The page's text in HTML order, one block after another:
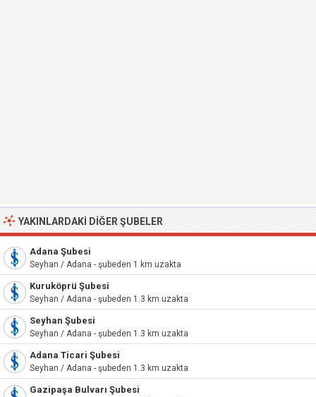
YAKINLARDAKI DIĞER ŞUBELER
Adana Şubesi
Seyhan / Adana - şubeden 1 km uzakta
Kuruköprü Şubesi
Seyhan / Adana - şubeden 1.3 km uzakta
Seyhan Şubesi
Seyhan / Adana - şubeden 1.3 km uzakta
Adana Ticari Şubesi
Seyhan / Adana - şubeden 1.3 km uzakta
Gazipaşa Bulvarı Şubesi